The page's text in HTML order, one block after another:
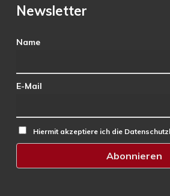
Newsletter
Name
E-Mail
Hiermit akzeptiere ich die